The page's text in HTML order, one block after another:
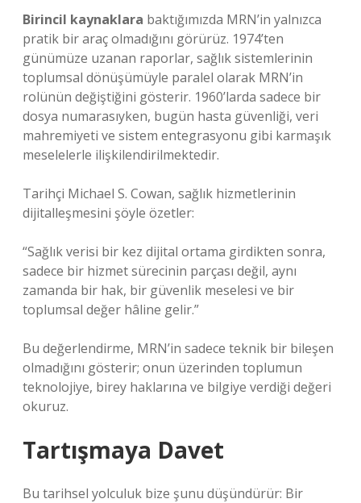
Birincil kaynaklara baktığımızda MRN’in yalnızca
pratik bir araç olmadığını görürüz. 1974’ten
günümüze uzanan raporlar, sağlık sistemlerinin
toplumsal dönüşümüyle paralel olarak MRN’in
rolünün değiştiğini gösterir. 1960’larda sadece bir
dosya numarasıyken, bugün hasta güvenliği, veri
mahremiyeti ve sistem entegrasyonu gibi karmaşık
meselelerle ilişkilendirilmektedir.
Tarihçi Michael S. Cowan, sağlık hizmetlerinin
dijitalleşmesini şöyle özetler:
“Sağlık verisi bir kez dijital ortama girdikten sonra,
sadece bir hizmet sürecinin parçası değil, aynı
zamanda bir hak, bir güvenlik meselesi ve bir
toplumsal değer hâline gelir.”
Bu değerlendirme, MRN’in sadece teknik bir bileşen
olmadığını gösterir; onun üzerinden toplumun
teknolojiye, birey haklarına ve bilgiye verdiği değeri
okuruz.
Tartışmaya Davet
Bu tarihsel yolculuk bize şunu düşündürür: Bir